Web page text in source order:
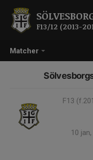
Matcher
F13/12 (2013-
F13
10